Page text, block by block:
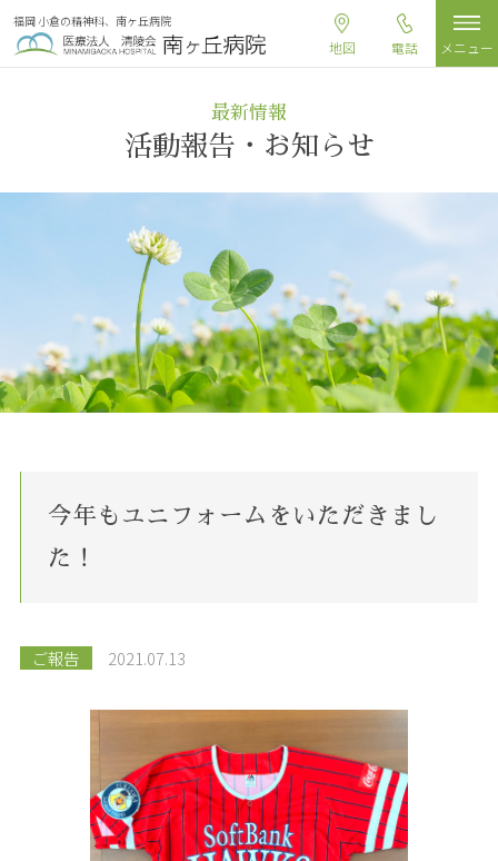
福岡 小倉の精神科、南ヶ丘病院
地図 電話 メニュー
最新情報
活動報告・お知らせ
今年もユニフォームをいただきまし
た！
ご報告 2021.07.13